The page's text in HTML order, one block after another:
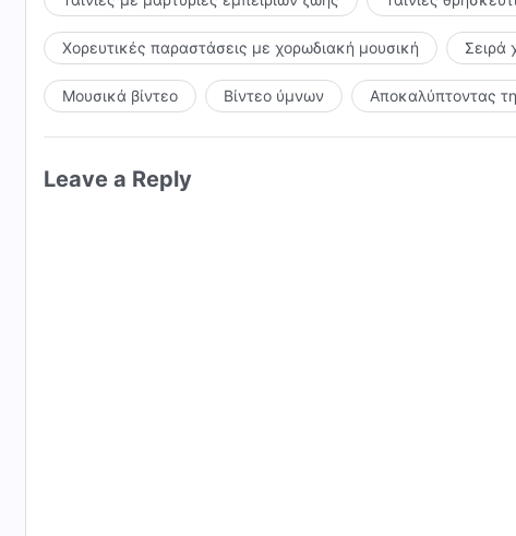
Χορευτικές παραστάσεις με χορωδιακή μουσική Σειρά
Μουσικά βίντεο Βίντεο ύμνων Αποκαλύπτοντας
Leave a Reply